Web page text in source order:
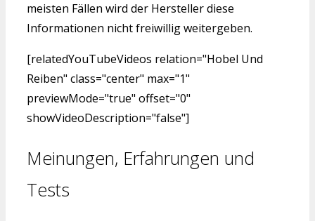
meisten Fällen wird der Hersteller diese
Informationen nicht freiwillig weitergeben.
[relatedYouTubeVideos relation="Hobel Und
Reiben" class="center" max="1"
previewMode="true" offset="0"
showVideoDescription="false"]
Meinungen, Erfahrungen und
Tests